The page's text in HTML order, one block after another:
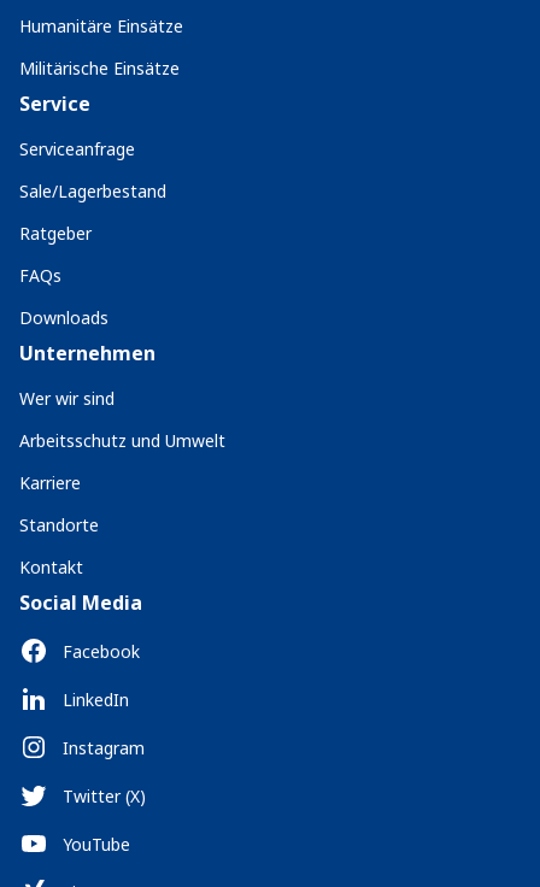
Humanitäre Einsätze
Militärische Einsätze
Service
Serviceanfrage
Sale/Lagerbestand
Ratgeber
FAQs
Downloads
Unternehmen
Wer wir sind
Arbeitsschutz und Umwelt
Karriere
Standorte
Kontakt
Social Media
Facebook
LinkedIn
Instagram
Twitter (X)
YouTube